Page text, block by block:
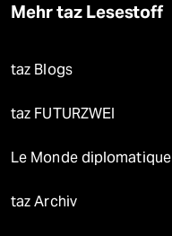
Mehr taz Lesestoff
taz Blogs
taz FUTURZWEI
Le Monde diplomatique
taz Archiv